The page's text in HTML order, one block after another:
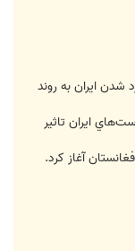
شدن ايران به روند
ايران تاثير
آغاز كرد.